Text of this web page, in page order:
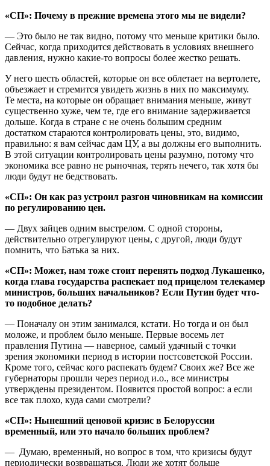
«СП»: Почему в прежние времена этого мы не видели?
— Это было не так видно, потому что меньше критики было.
Сейчас, когда приходится действовать в условиях внешнего
давления, нужно какие-то вопросы более жестко решать.
У него шесть областей, которые он все облетает на вертолете,
объезжает и стремится увидеть жизнь в них по максимуму.
Те места, на которые он обращает внимания меньше, живут
существенно хуже, чем те, где его внимание задерживается
дольше. Когда в стране с не очень большим средним
достатком стараются контролировать цены, это, видимо,
правильно: я вам сейчас дам ЦУ, а вы должны его выполнить.
В этой ситуации контролировать цены разумно, потому что
экономика все равно не рыночная, терять нечего, так хотя бы
люди будут не бедствовать.
«СП»: Он как раз устроил разгон чиновникам на комиссии
по регулированию цен.
— Двух зайцев одним выстрелом. С одной стороны,
действительно отрегулируют цены, с другой, люди будут
помнить, что Батька за них.
«СП»: Может, нам тоже стоит перенять подход Лукашенко,
когда глава государства распекает под прицелом телекамер
министров, больших начальников? Если Путин будет что-
то подобное делать?
— Поначалу он этим занимался, кстати. Но тогда и он был
моложе, и проблем было меньше. Первые восемь лет
правления Путина — наверное, самый удачный с точки
зрения экономики период в истории постсоветской России.
Кроме того, сейчас кого распекать будем? Своих же? Все же
губернаторы прошли через период и.о., все министры
утверждены президентом. Появится простой вопрос: а если
все так плохо, куда сами смотрели?
«СП»: Нынешний ценовой кризис в Белоруссии
временный, или это начало больших проблем?
— Думаю, временный, но вопрос в том, что кризисы будут
периодически возвращаться. Люди же хотят больше